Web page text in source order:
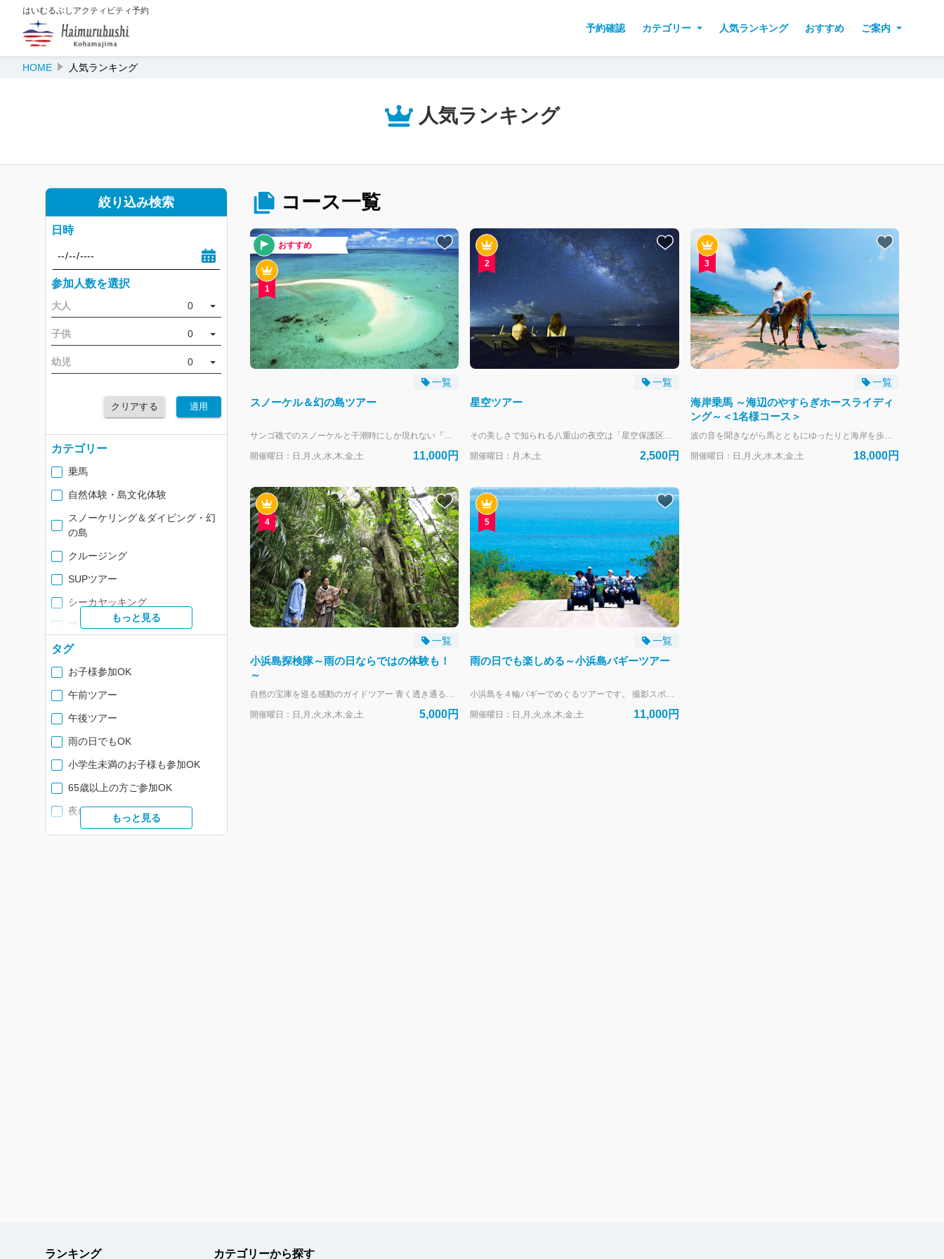
はいむるぶしアクティビティ予約
予約確認 カテゴリー 人気ランキング おすすめ ご案内
HOME 人気ランキング
人気ランキング
絞り込み検索
日時
参加人数を選択
大人 0
子供 0
幼児 0
クリアする 適用
カテゴリー
乗馬
自然体験・島文化体験
スノーケリング＆ダイビング・幻
の島
クルージング
SUPツアー
シーカヤッキング
フィッシング
ウェルネス
ヨガ・ピラティス
小浜島バギーツアー
西表島・竹富島観光
もっと見る
タグ
お子様参加OK
午前ツアー
午後ツアー
雨の日でもOK
小学生未満のお子様も参加OK
65歳以上の方ご参加OK
夜のツアー
リゾート内開催
もっと見る
コース一覧
おすすめ
1
一覧
スノーケル＆幻の島ツアー
サンゴ礁でのスノーケルと干潮時にしか現れない『幻の島』上陸ツアーがセットになった一番人気のツアーです。経験豊富なインストラクターが器材の使い方からスノーケリングのコツまで丁寧にレクチャーするので、初心者の方や泳げない方でも安心です！ ※65歳以上の方は診断書の提出が必須となりますのでご注意ください。 【開催期間】通年（潮位等により一部休止日あり） 【開催時刻】・9:00～ ・14:00～ ※10分前集合 【ツアー主催】有限会社ぷしぃぬしま 【お取り次ぎ】株式会社はいむるぶし 【支払方法】現地払い（クレジットカード・現金） ※4月1日より料金改定いたします。予めご了承ください。 【WEB予約受付】～前日19時まで ・定員に達し次第受付を終了します。お早目のご予約がおすすめです。 ・お電話でのご予約は承っておりません。 ・ホテルご滞在中の方はアクティビティカウンター（8時～19時）でも承ります。 【幼児のお子様について】 2歳以下のお子様は大人1名様につき1人まで無料で同伴可能ですが保険は付保されません。船長・ガイドの判断で海況等により同伴をお断りすることがあります。ツアー中は日差しや気温、船酔いなど小さなお子様には過酷な環境となることがあります。十分にご理解、対策の上でご参加ください。幼児用の水中メガネ・浮き具等器材の貸出はありません。 ※年齢は予約受付日ではなくツアー参加日基準です。 ※誤った年齢でのご予約は無効とさせていただきます。
開催曜日：日,月,火,水,木,金,土 11,000円
2
一覧
星空ツアー
その美しさで知られる八重山の夜空は「星空保護区」に認定されています。 全天にある1等星の全て、さらに88星座のうち84星座を見ることができる特別な夜空です。 星々が織りなす壮大な景色を専門ガイドとともに体験しませんか。星座の物語を聞きながら、八重山諸島の自然の豊かさを感じてください。 ・月夜のときは『月と星のツアー』をお楽しみいただきます。 ・雨天/曇天時は、屋内（ファンクションルーム）でプロジェクターを使用した星空アカデミーを開催します（予約時に参加する/しない を選べます）。 【開催期間】 2026.3.1～2026.10.31 【開催時刻】 21:25～ ※10分前集合 【開催曜日】 （月）（木）（土） 【臨時開催日】2026.4.29～2026.5.5 ※毎日開催 【ツアー主催】星空ツーリズム株式会社 【お取り次ぎ】株式会社はいむるぶし 【支払方法】 現地払い（クレジットカード・現金） 【WEB予約受付】開催当日19時まで受付 ・ホテルご滞在中の方はアクティビティカウンター（8時～19時）でも承ります。 ・定員に達し次第受付を終了します。お早目のご予約がおすすめです。 ・お電話でのご予約は承っておりません。 【幼児のお子様について】大人1名様につき幼児（5歳以下）2名様まで同伴できます。 ※6歳～11歳のお子様は子供料金でご予約ください。 ※年齢は予約受付日ではなくツアー参加日基準です。 ※誤った年齢でのお申込みは無効とさせていただきます。
開催曜日：月,木,土 2,500円
3
一覧
海岸乗馬 ～海辺のやすらぎホースライディ
ング～＜1名様コース＞
波の音を聞きながら馬とともにゆったりと海岸を歩く・・・ ここでしか体験できない特別な時間をお届けします。 コースの初めには馬場内でレッスンを行い、スタッフがマンツーマンで手綱操作を丁寧にサポートしますので、初心者の方でも安心してご参加になれます。 手綱を手に馬と心を通わせながら進む海辺は、まさに非日常の癒し体験。 馬との一体感を感じながら、爽やかな海風と開放感を存分にお楽しみください。 馬のえさもご用意していますので、優しい馬たちとのふれ合いも満喫できます。 カメラやスマートフォンをお持ちいただければ、スタッフが思い出の瞬間を撮影するお手伝いもいたします。 リゾートの海辺で、心に残る特別なひとときをお過ごしください。 こちらは1名様用の予約ページです。 2名1組、3名1組でご参加の方は下記からご予約ください。 【2名1組コース】https://haimurubushi.book.ntmg.com/top/products/257397d5-6eff-563b-a69e-e2315fa047c7?lng=ja 【3名1組コース】https://haimurubushi.book.ntmg.com/top/products/08f43f6d-5467-515e-bfa9-7dce51130ff0?lng=ja 【開催期間】通年（潮位等により一部休止日あり） 【開催時刻】・9:00～（一部日程10:30～） ・15:30～ ※10分前集合 ※開催時刻はカレンダーで日付を選ぶと確認できます。 【ツアー主催】小浜島乗馬クラブ 【お取り次ぎ】株式会社はいむるぶし 【支払方法】現地払い（クレジットカード・現金） 【WEB予約受付】開催日の60日前～前日19時まで ・定員に達し次第受付を終了します。お早目のご予約がおすすめです。 ・お電話でのご予約は承っておりません。 ・ホテルご滞在中の方はアクティビティカウンター（8時～19時）でも承ります。 ※本コースは旧名称：海岸乗馬＆フォトから改称していますがコース内容に変更はございません。
開催曜日：日,月,火,水,木,金,土 18,000円
4
一覧
小浜島探検隊～雨の日ならではの体験も！
～
自然の宝庫を巡る感動のガイドツアー 青く透き通る海、豊かな森、のどかな風景・・ 八重山諸島の小さな楽園、小浜島の魅力を余すところなく体感できる「小浜島探検隊」。 経験豊富なネイチャーガイドが、島の隠れた自然や文化をわかりやすくご案内します。 島内に息づく多様な動植物、サンゴ礁に囲まれた美しい海岸線・・その日の潮位や天候に合わせてベストポイントへお連れします。 ガイドブックには載っていない発見が、ここにはあります。 【開催期間】通年（一部休止日あり） 【開催時刻】9：30～ ･14：30～ 【ツアー主催】星空探検隊なちゅら 【お取り次ぎ】株式会社はいむるぶし 【支払方法】現地払い（クレジットカード・現金） 【WEB予約受付】開催日の120日前～前日18時まで ・リクエスト予約（仮予約）で受付し、空きがあり最少催行人数を満たしたときは、予約確定のご連絡をメールで差し上げます。 ・定員に達し次第受付を終了します。お早目のご予約がおすすめです。 ・お電話でのご予約は承っておりません。 ・ホテルご滞在中の方はアクティビティカウンター（8時～19時）でも承ります。 【幼児のお子様のご参加について】 対象年齢：3歳以上
開催曜日：日,月,火,水,木,金,土 5,000円
5
一覧
雨の日でも楽しめる～小浜島バギーツアー
小浜島を４輪バギーでめぐるツアーです。 撮影スポットでは下車して撮影タイムもあります。 【開催期間】通年 ※7月下旬から8月上旬は小浜島の重要神事期間のため休止します。 【開催時刻】・9:05～ ・14：30～ 【ツアー主催】有限会社ぷしぃぬしま 【お取り次ぎ】株式会社はいむるぶし 【支払方法】現地払い（クレジットカード・現金） 【WEB予約受付】開催日の60日前～前日19時まで ・定員に達し次第受付を終了します。お早目のご予約がおすすめです。 ・お電話でのご予約は承っておりません。 ・ホテルご滞在中の方はアクティビティカウンター（8時～19時）でも承ります。。
開催曜日：日,月,火,水,木,金,土 11,000円
ランキング カテゴリーから探す